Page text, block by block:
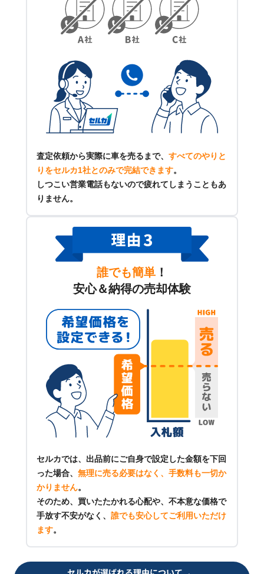
査定依頼から実際に車を売るまで、 すべてのやりと
りをセルカ1社とのみで完結できます。
しつこい営業電話もないので疲れてしまうこともあ
りません。
誰でも簡単 ！
安心＆納得の売却体験
セルカでは、出品前にご自身で設定した金額を下回
った場合、 無理に売る必要はなく、手数料も一切か
かりません。
そのため、買いたたかれる心配や、不本意な価格で
手放す不安がなく、 誰でも安心してご利用いただけ
ます。